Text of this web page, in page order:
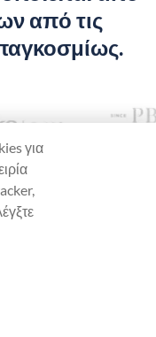
από τις
το
για